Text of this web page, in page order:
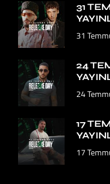
31
31
24
24
17
17